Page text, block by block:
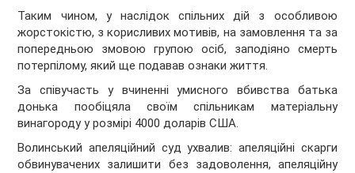
Таким чином, у наслідок спільних дій з особливою
жорстокістю, з корисливих мотивів, на замовлення та за
попередньою змовою групою осіб, заподіяно смерть
потерпілому, який ще подавав ознаки життя.
За співучасть у вчиненні умисного вбивства батька
донька пообіцяла своїм спільникам матеріальну
винагороду у розмірі 4000 доларів США.
Волинський апеляційний суд ухвалив: апеляційні скарги
обвинувачених залишити без задоволення, апеляційну